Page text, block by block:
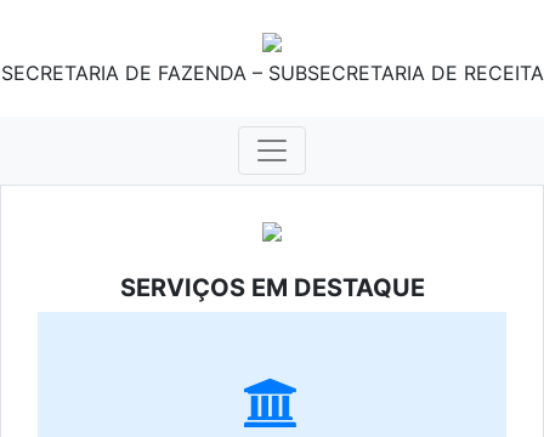
SECRETARIA DE FAZENDA – SUBSECRETARIA DE RECEITA
SERVIÇOS EM DESTAQUE